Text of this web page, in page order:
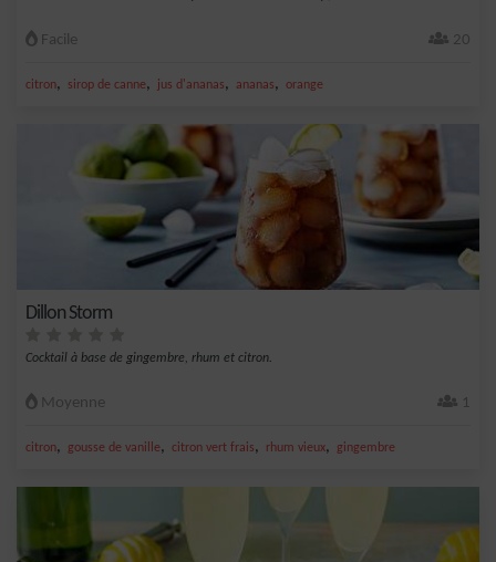
Facile 20
citron, sirop de canne, jus d'ananas, ananas, orange
Dillon Storm
Cocktail à base de gingembre, rhum et citron.
Moyenne 1
citron, gousse de vanille, citron vert frais, rhum vieux, gingembre